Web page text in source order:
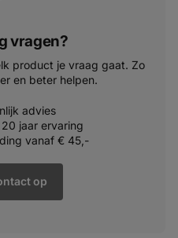
vragen?
product je vraag gaat. Zo
en beter helpen.
advies
jaar ervaring
vanaf € 45,-
op